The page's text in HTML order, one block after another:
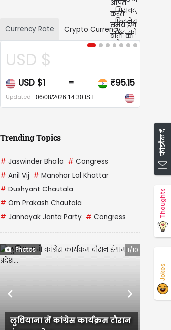
Currency Rate Crypto Currency
USD $
USD $1 = ₹95.15
Updated 06/08/2026 14:30 IST
Trending Topics
# Jaswinder Bhalla # Congress
# Anil Vij # Manohar Lal Khattar
# Dushyant Chautala
# Om Prakash Chautala
# Jannayak Janta Party # Congress
Photos 1/10
लुधियाना में कांग्रेस कार्यक्रम दौरान
Previous Next
फीडबैक दें
Thoughts
Jokes